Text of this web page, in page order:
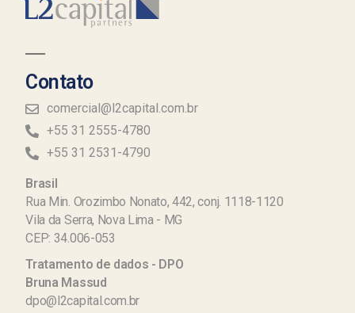
Contato
comercial@l2capital.com.br
+55 31 2555-4780
+55 31 2531-4790
Brasil
Rua Min. Orozimbo Nonato, 442, conj. 1118-1120
Vila da Serra, Nova Lima - MG
CEP: 34.006-053
Tratamento de dados - DPO
Bruna Massud
dpo@l2capital.com.br